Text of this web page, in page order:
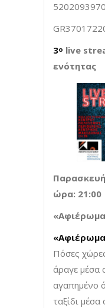
3ο live
ενότητας
ώρα: 21:00
Πόσες
άραγε μέσα
αγαπημένο
ταξίδι